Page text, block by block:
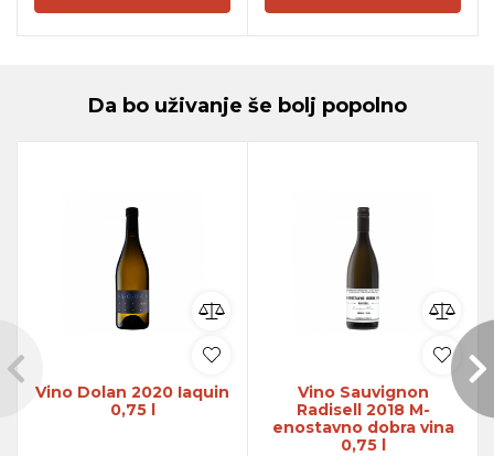
Da bo uživanje še bolj popolno
Vino Dolan 2020 Iaquin
0,75 l
Vino Sauvignon
Radisell 2018 M-
enostavno dobra vina
0,75 l